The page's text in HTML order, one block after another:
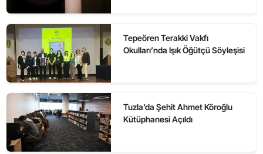
Tepeören Terakki Vakfı
Okulları’nda Işık Öğütçü Söyleşisi
Tuzla’da Şehit Ahmet Köroğlu
Kütüphanesi Açıldı